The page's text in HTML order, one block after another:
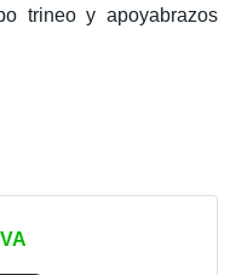
trineo y apoyabrazos